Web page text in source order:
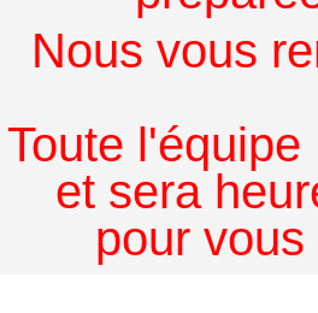
Nous vous
Toute
et sera
pour